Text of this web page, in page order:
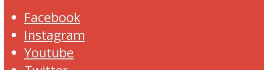
Facebook
Instagram
Youtube